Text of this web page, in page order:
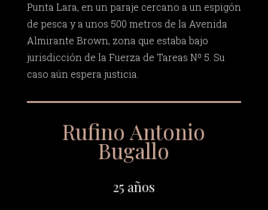
Punta Lara, en un paraje cercano a un espigón
de pesca y a unos 500 metros de la Avenida
Almirante Brown, zona que estaba bajo
jurisdicción de la Fuerza de Tareas Nº 5. Su
caso aún espera justicia.
Rufino Antonio
Bugallo
25 años